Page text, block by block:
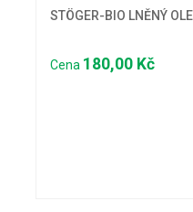
STÖGER-BIO LNĚNÝ
Cena 180,00 Kč